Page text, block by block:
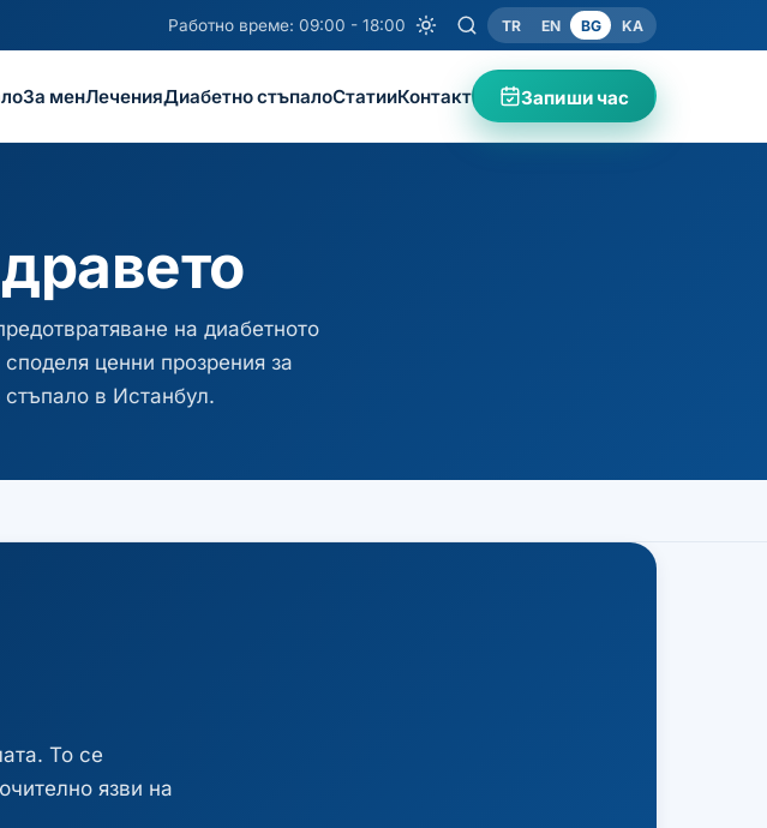
Работно време: 09:00 - 18:00 TR EN BG KA
За менЛеченияДиабетно стъпалоСтатииКонтакт Запиши час
на диабетното
ценни прозрения за
в Истанбул.
То се
язви на